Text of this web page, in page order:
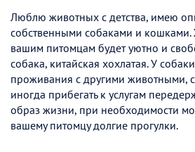
Люблю животных с детства, имею
собственными собаками и кошками.
вашим питомцам будет уютно и
собака, китайская хохлатая. У
проживания с другими животными,
иногда прибегать к услугам
образ жизни, при необходимости
вашему питомцу долгие прогулки.